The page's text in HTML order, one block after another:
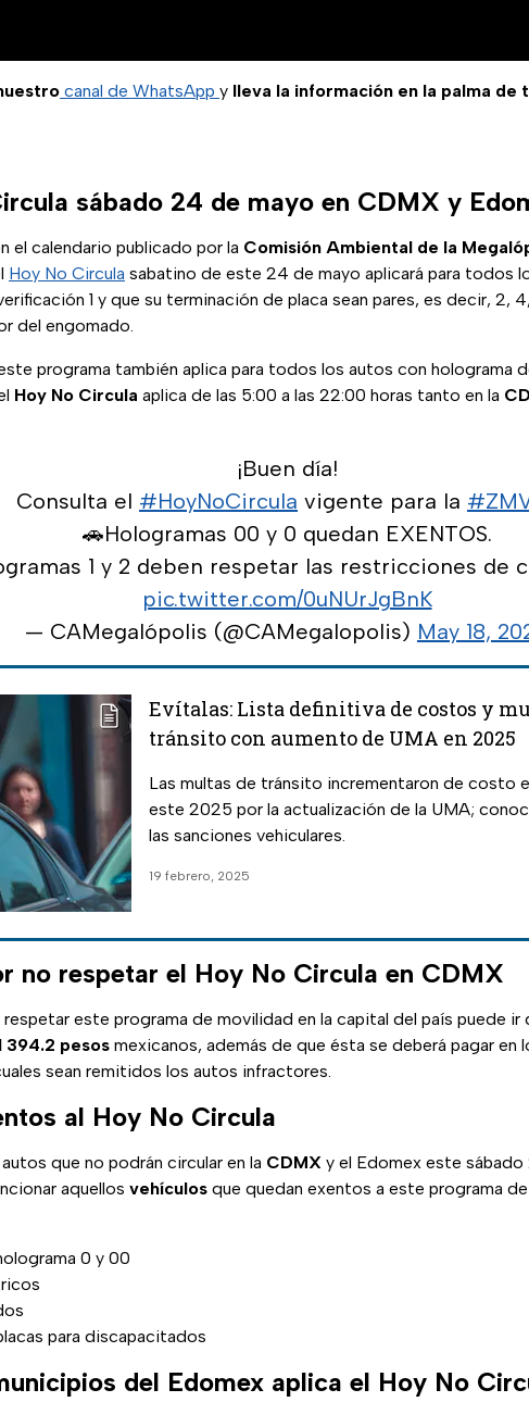
canal de WhatsApp y lleva la información en la palma de
sábado 24 de mayo en CDMX y
el calendario publicado por la Comisión Ambiental de la
Hoy No Circula sabatino de este 24 de mayo aplicará para todos
1 y que su terminación de placa sean pares, es decir, 2,
del engomado.
programa también aplica para todos los autos con holograma
Hoy No Circula aplica de las 5:00 a las 22:00 horas tanto en la
¡Buen día!
Consulta el #HoyNoCircula vigente para la
🚗Hologramas 00 y 0 quedan EXENTOS.
1 y 2 deben respetar las restricciones de
pic.twitter.com/0uNUrJgBnK
— CAMegalópolis (@CAMegalopolis) May 18,
Evítalas: Lista definitiva de costos y
tránsito con aumento de UMA en 2025
Las multas de tránsito incrementaron de costo
este 2025 por la actualización de la UMA;
las sanciones vehiculares.
19 febrero, 2025
no respetar el Hoy No Circula en CDMX
respetar este programa de movilidad en la capital del país puede ir
394.2 pesos mexicanos, además de que ésta se deberá pagar en
sean remitidos los autos infractores.
al Hoy No Circula
que no podrán circular en la CDMX y el Edomex este
aquellos vehículos que quedan exentos a este programa
0 y 00
para discapacitados
del Edomex aplica el Hoy No